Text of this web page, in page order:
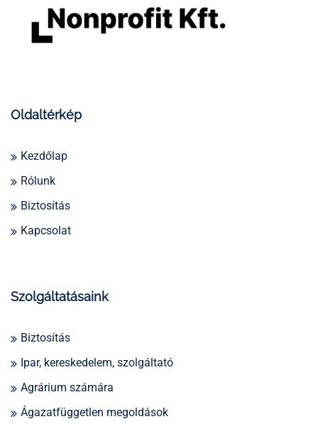
Oldaltérkép
Kezdőlap
Rólunk
Biztosítás
Kapcsolat
Szolgáltatásaink
Biztosítás
Ipar, kereskedelem, szolgáltató
Agrárium számára
Ágazatfüggetlen megoldások